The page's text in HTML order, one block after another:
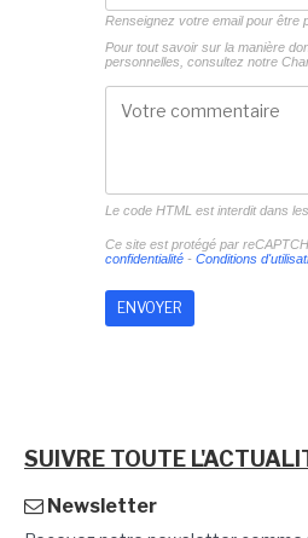
Renseignez votre email pour être
Pour tout savoir sur la manière
personnelles, consultez notre
Le code HTML est interdit dans
Ce site est protégé par
confidentialité- Conditions
SUIVRE TOUTE
Newsletter